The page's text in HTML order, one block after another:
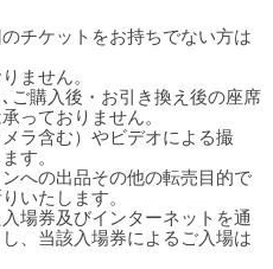
チケットをお持ちでない方は
ません。
ご購入後・お引き換え後の座席
っておりません。
ラ含む）やビデオによる撮
す。
への出品その他の転売目的で
いたします。
場券及びインターネットを通
、当該入場券によるご入場は